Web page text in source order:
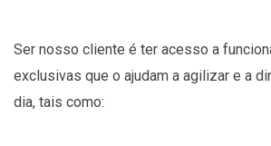
Ser nosso cliente é ter acesso a
exclusivas que o ajudam a agilizar e a
dia, tais como: